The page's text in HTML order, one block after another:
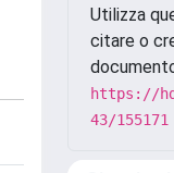
Utilizza
citare o
https://
43/155171